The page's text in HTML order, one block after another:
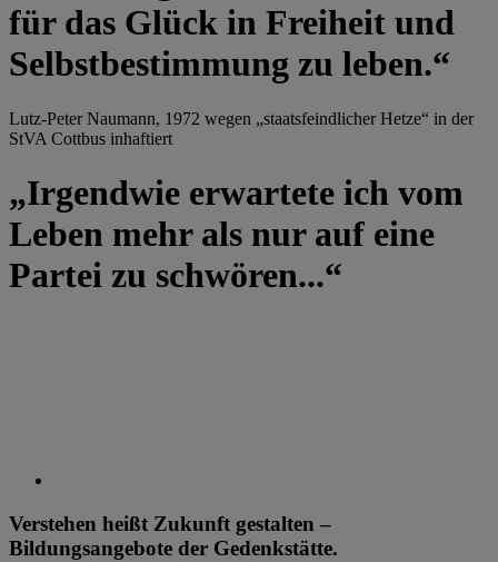
für das Glück in Freiheit und
Selbstbestimmung zu leben.“
Lutz-Peter Naumann, 1972 wegen „staatsfeindlicher Hetze“ in der
StVA Cottbus inhaftiert
„Irgendwie erwartete ich vom
Leben mehr als nur auf eine
Partei zu schwören...“
Verstehen heißt Zukunft gestalten –
Bildungsangebote der Gedenkstätte.